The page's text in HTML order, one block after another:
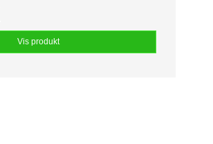
Vis produkt